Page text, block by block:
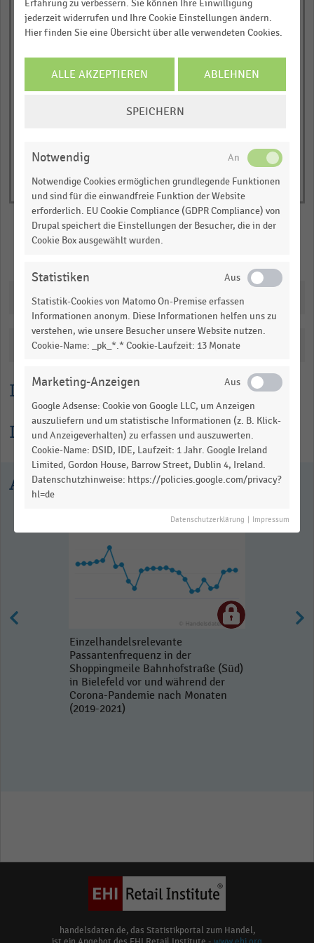
Lesehilfe
Informationen zur Statistik
chart
has
Passantenzahl
Prozent.
Range:
-0.5049240677966101
View
data
Monat/Jahr
JETZT INFORMIEREN
Downloads
Katalogisierung
Ausgewählte Statistiken
Einzelhandelsrelevante
Passantenfrequenz in der
Shoppingmeile Bahnhofstraße (Süd)
in Bielefeld vor und während der
Corona-Pandemie nach Monaten
(2019-2021)
handelsdaten.de, das Statistikportal zum Handel,
Erfahrung zu verbessern. Sie können Ihre Einwilligung
jederzeit widerrufen und Ihre Cookie Einstellungen ändern.
Hier finden Sie eine Übersicht über alle verwendeten Cookies.
ALLE AKZEPTIEREN ABLEHNEN
SPEICHERN
Notwendig
Notwendige Cookies ermöglichen grundlegende Funktionen
und sind für die einwandfreie Funktion der Website
erforderlich. EU Cookie Compliance (GDPR Compliance) von
Drupal speichert die Einstellungen der Besucher, die in der
Cookie Box ausgewählt wurden.
Statistiken
Statistik-Cookies von Matomo On-Premise erfassen
Informationen anonym. Diese Informationen helfen uns zu
verstehen, wie unsere Besucher unsere Website nutzen.
Cookie-Name: _pk_*.* Cookie-Laufzeit: 13 Monate
Marketing-Anzeigen
Google Adsense: Cookie von Google LLC, um Anzeigen
auszuliefern und um statistische Informationen (z. B. Klick-
und Anzeigeverhalten) zu erfassen und auszuwerten.
Cookie-Name: DSID, IDE, Laufzeit: 1 Jahr. Google Ireland
Limited, Gordon House, Barrow Street, Dublin 4, Ireland.
Datenschutzhinweise: https://policies.google.com/privacy?
hl=de
Datenschutzerklärung Impressum